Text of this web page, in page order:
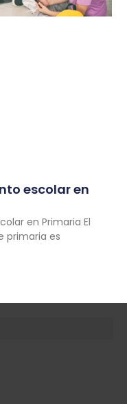
escolar en
en Primaria El
primaria es